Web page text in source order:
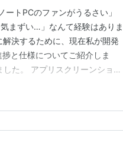
トPCのファンがうるさい」
まずい…」なんて経験はありま
決するために、現在私が開発
と仕様についてご紹介しま
た。 アプリスクリーンショッ